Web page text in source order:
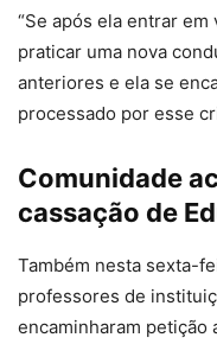
“Se após ela entrar
praticar uma nova
anteriores e ela se
processado por esse
Comunidade
cassação de
Também nesta sexta-
professores de
encaminharam petição